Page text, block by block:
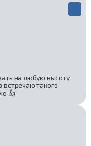
на любую высоту
встречаю такого
👍